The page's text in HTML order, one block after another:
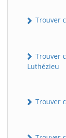
Trouver
Trouver
Luthézieu
Trouver